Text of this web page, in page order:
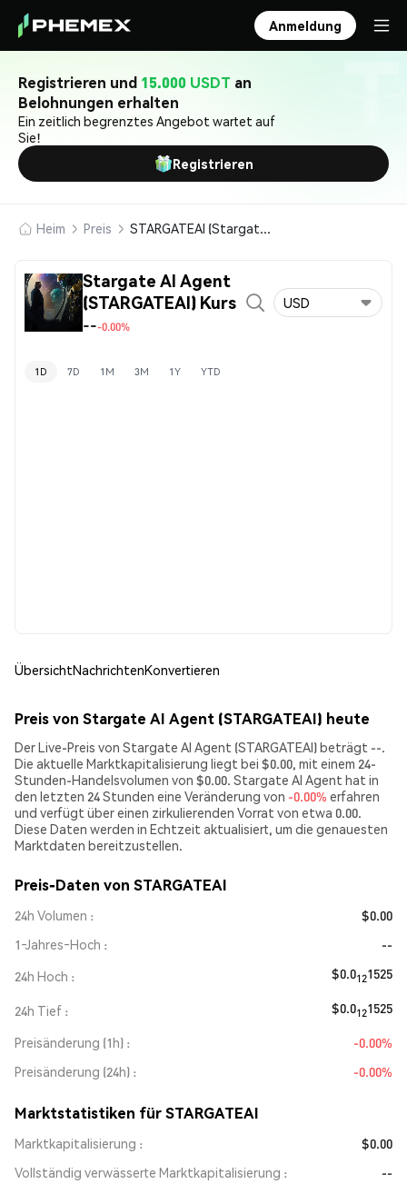
Anmeldung
Registrieren und 15.000 USDT an
Belohnungen erhalten
Ein zeitlich begrenztes Angebot wartet auf
Sie!
Registrieren
Heim Preis STARGATEAI (Stargate AI Agent)
Stargate AI Agent
(STARGATEAI) Kurs
---0.00%
USD
1D 7D 1M 3M 1Y YTD
ÜbersichtNachrichtenKonvertieren
Preis von Stargate AI Agent (STARGATEAI) heute
Der Live-Preis von Stargate AI Agent (STARGATEAI) beträgt --.
Die aktuelle Marktkapitalisierung liegt bei $0.00, mit einem 24-
Stunden-Handelsvolumen von $0.00. Stargate AI Agent hat in
den letzten 24 Stunden eine Veränderung von -0.00% erfahren
und verfügt über einen zirkulierenden Vorrat von etwa 0.00.
Diese Daten werden in Echtzeit aktualisiert, um die genauesten
Marktdaten bereitzustellen.
Preis-Daten von STARGATEAI
24h Volumen
$0.00
1‑Jahres‑Hoch
--
24h Hoch
$0.0121525
24h Tief $0.0121525
Preisänderung (1h)
-0.00%
Preisänderung (24h)
-0.00%
Marktstatistiken für STARGATEAI
Marktkapitalisierung
$0.00
Vollständig verwässerte Marktkapitalisierung
--